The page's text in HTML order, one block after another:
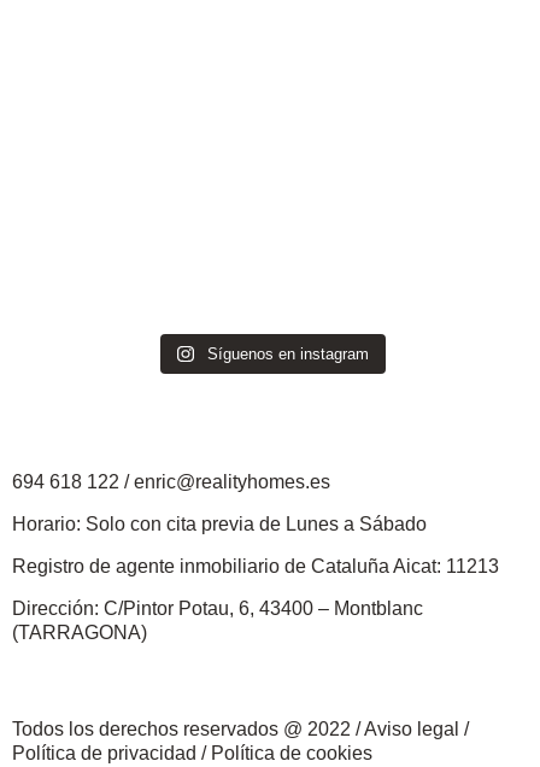
Síguenos en instagram
694 618 122 /enric@realityhomes.es
Horario: Solo con cita previa de Lunes a Sábado
Registro de agente inmobiliario de Cataluña Aicat: 11213
Dirección: C/Pintor Potau, 6, 43400 – Montblanc
(TARRAGONA)
Todos los derechos reservados @ 2022 /Aviso legal /
Política de privacidad / Política de cookies